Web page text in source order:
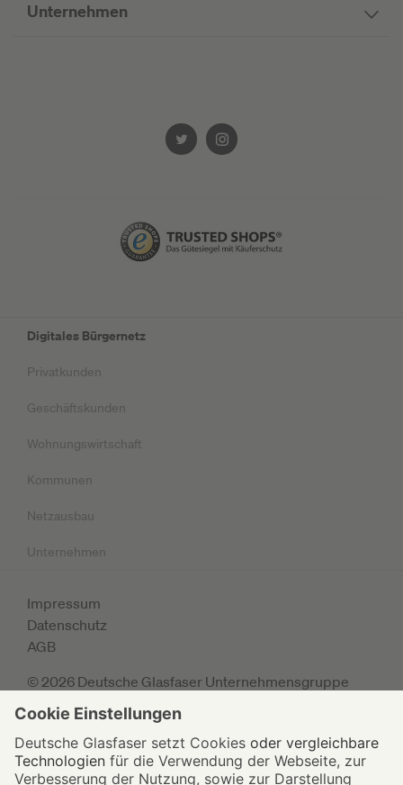
Unternehmen
Digitales Bürgernetz
Privatkunden
Geschäftskunden
Wohnungswirtschaft
Kommunen
Netzausbau
Unternehmen
Impressum
Datenschutz
AGB
© 2026 Deutsche Glasfaser Unternehmensgruppe